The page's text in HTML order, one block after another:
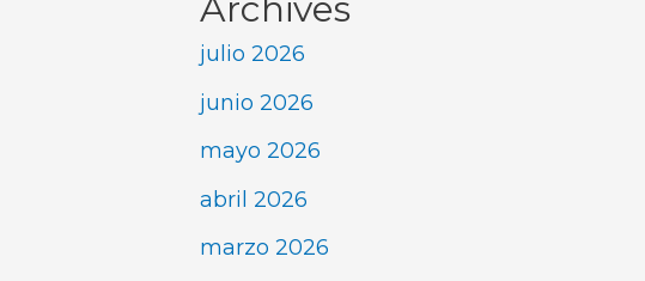
Archives
julio 2026
junio 2026
mayo 2026
abril 2026
marzo 2026